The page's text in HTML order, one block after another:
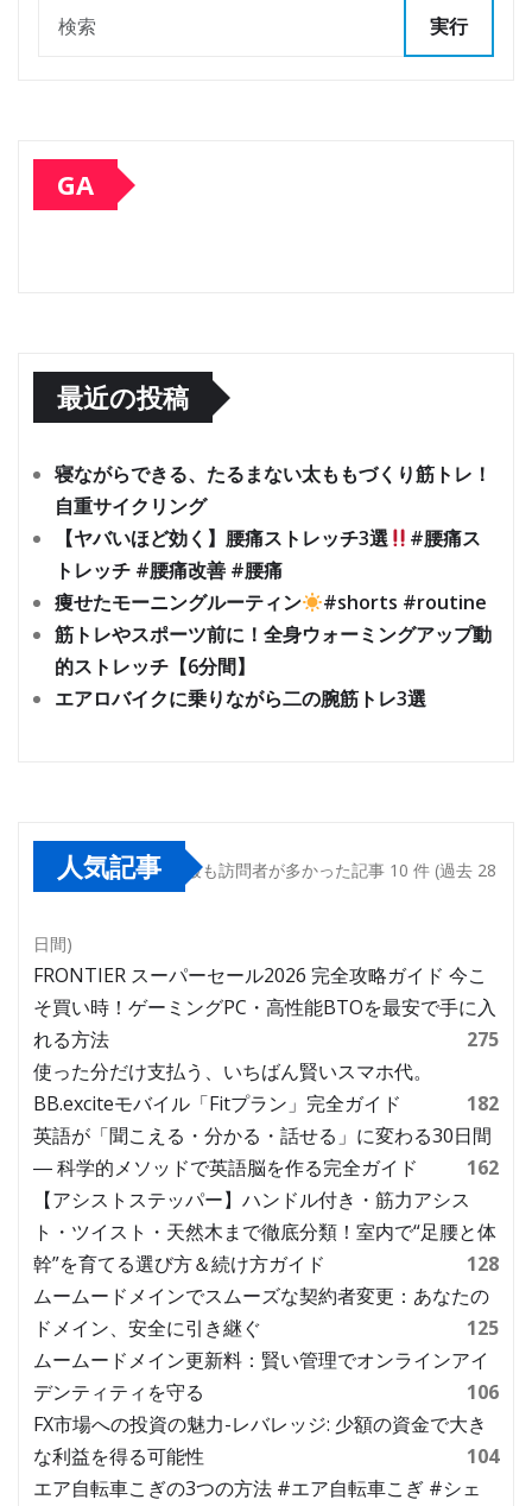
実行
GA
最近の投稿
寝ながらできる、たるまない太ももづくり筋トレ！
自重サイクリング
【ヤバいほど効く】腰痛ストレッチ3選
#腰痛ス
トレッチ #腰痛改善 #腰痛
痩せたモーニングルーティン
#shorts #routine
筋トレやスポーツ前に！全身ウォーミングアップ動
的ストレッチ【6分間】
エアロバイクに乗りながら二の腕筋トレ3選
人気記事 最も訪問者が多かった記事 10 件 (過去 28
日間)
FRONTIER スーパーセール2026 完全攻略ガイド 今こ
そ買い時！ゲーミングPC・高性能BTOを最安で手に入
れる方法
275
使った分だけ支払う、いちばん賢いスマホ代。
BB.exciteモバイル「Fitプラン」完全ガイド
182
英語が「聞こえる・分かる・話せる」に変わる30日間
― 科学的メソッドで英語脳を作る完全ガイド
162
【アシストステッパー】ハンドル付き・筋力アシス
ト・ツイスト・天然木まで徹底分類！室内で“足腰と体
幹”を育てる選び方＆続け方ガイド
128
ムームードメインでスムーズな契約者変更：あなたの
ドメイン、安全に引き継ぐ
125
ムームードメイン更新料：賢い管理でオンラインアイ
デンティティを守る
106
FX市場への投資の魅力-レバレッジ: 少額の資金で大き
な利益を得る可能性
104
エア自転車こぎの3つの方法 #エア自転車こぎ #シェ